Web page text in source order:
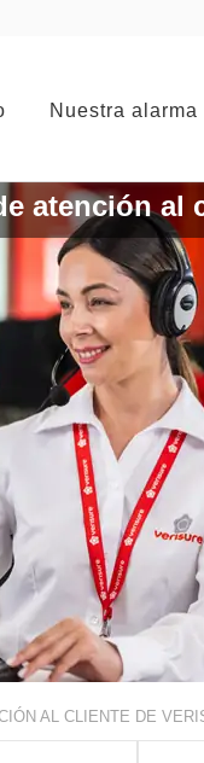
Nuestra alarma
atención al
AL CLIENTE DE